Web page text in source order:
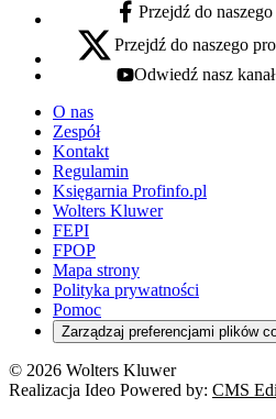
facebook - otwiera się w
Przejdź do
x - otwiera się w nowej karcie
Przejdź do naszego
youtube - otwiera się w nowej
Odwiedź nasz
O nas
Zespół
Kontakt
Regulamin
Księgarnia Profinfo.pl
Wolters Kluwer
FEPI
FPOP
Mapa strony
Polityka prywatności
Pomoc
Zarządzaj preferencjami plików
© 2026 Wolters Kluwer
Realizacja Ideo Powered by: CMS